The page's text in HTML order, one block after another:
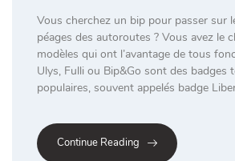
Vous cherchez un bip pour passer sur
péages des autoroutes ? Vous avez le
modèles qui ont l’avantage de tous
Ulys, Fulli ou Bip&Go sont des badges
populaires, souvent appelés badge
Continue Reading